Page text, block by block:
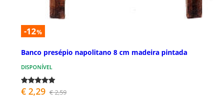
-12%
Banco presépio napolitano 8 cm madeira pintada
DISPONÍVEL
€ 2,29 € 2,59